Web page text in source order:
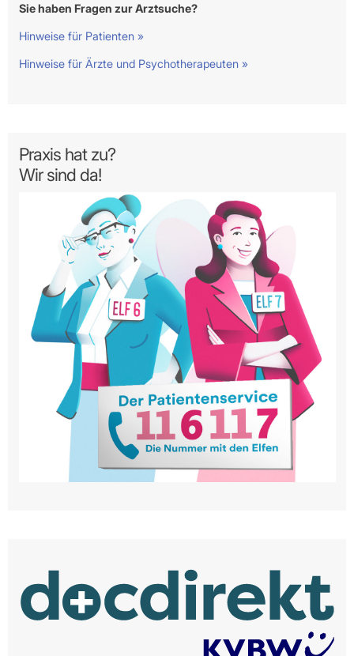
Sie haben Fragen zur Arztsuche?
Hinweise für Patienten »
Hinweise für Ärzte und Psychotherapeuten »
Praxis hat zu?
Wir sind da!